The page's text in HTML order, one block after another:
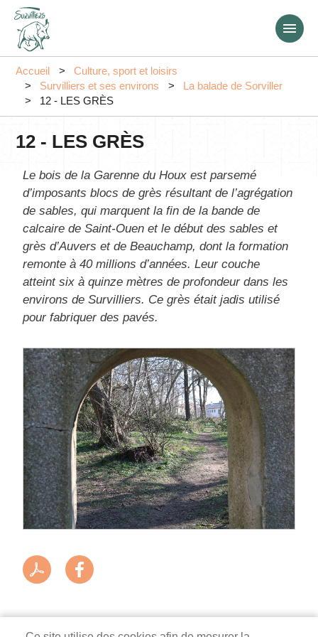
Accueil
Culture, sport et loisirs
Survilliers et ses environs
La balade de Sorviller
12 - LES GRÈS
12 - LES GRÈS
Le bois de la Garenne du Houx est parsemé
d’imposants blocs de grès résultant de l’agrégation
de sables, qui marquent la fin de la bande de
calcaire de Saint-Ouen et le début des sables et
grès d’Auvers et de Beauchamp, dont la formation
remonte à 40 millions d’années. Leur couche
atteint six à quinze mètres de profondeur dans les
environs de Survilliers. Ce grès était jadis utilisé
pour fabriquer des pavés.